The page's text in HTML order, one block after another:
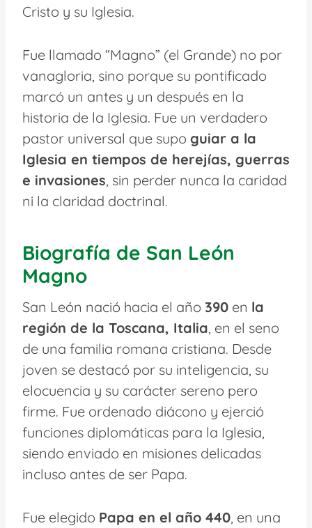
Cristo y su Iglesia.
Fue llamado “Magno” (el Grande) no por
vanagloria, sino porque su pontificado
marcó un antes y un después en la
historia de la Iglesia. Fue un verdadero
pastor universal que supo guiar a la
Iglesia en tiempos de herejías, guerras
e invasiones, sin perder nunca la caridad
ni la claridad doctrinal.
Biografía de San León
Magno
San León nació hacia el año 390 en la
región de la Toscana, Italia, en el seno
de una familia romana cristiana. Desde
joven se destacó por su inteligencia, su
elocuencia y su carácter sereno pero
firme. Fue ordenado diácono y ejerció
funciones diplomáticas para la Iglesia,
siendo enviado en misiones delicadas
incluso antes de ser Papa.
Fue elegido Papa en el año 440, en una